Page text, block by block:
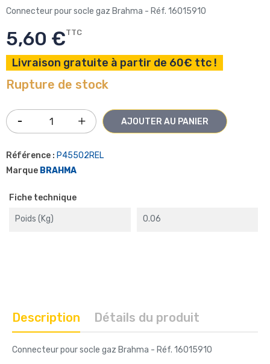
Connecteur pour socle gaz Brahma - Réf. 16015910
5,60 €TTC
Livraison gratuite à partir de 60€ ttc !
Rupture de stock
AJOUTER AU PANIER
Référence : P45502REL
Marque BRAHMA
Fiche technique
Poids (kg) 0.06
Description Détails du produit
Connecteur pour socle gaz Brahma - Réf. 16015910